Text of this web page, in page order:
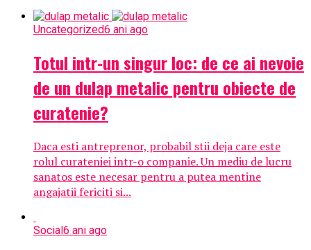
Uncategorized6 ani ago
Totul intr-un singur loc: de ce ai nevoie
de un dulap metalic pentru obiecte de
curatenie?
Daca esti antreprenor, probabil stii deja care este
rolul curateniei intr-o companie. Un mediu de lucru
sanatos este necesar pentru a putea mentine
angajatii fericiti si...
Social 6 ani ago